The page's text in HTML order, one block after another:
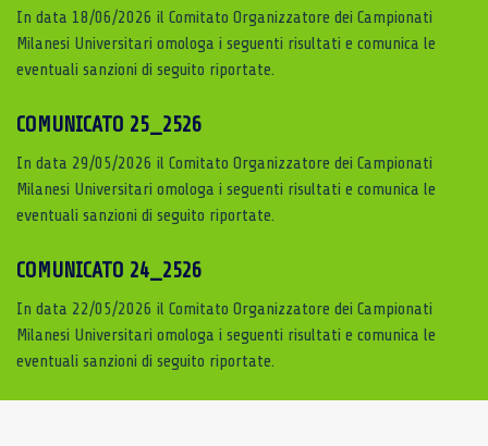
In data 18/06/2026 il Comitato Organizzatore dei Campionati
Milanesi Universitari omologa i seguenti risultati e comunica le
eventuali sanzioni di seguito riportate.
COMUNICATO 25_2526
In data 29/05/2026 il Comitato Organizzatore dei Campionati
Milanesi Universitari omologa i seguenti risultati e comunica le
eventuali sanzioni di seguito riportate.
COMUNICATO 24_2526
In data 22/05/2026 il Comitato Organizzatore dei Campionati
Milanesi Universitari omologa i seguenti risultati e comunica le
eventuali sanzioni di seguito riportate.